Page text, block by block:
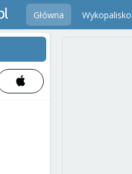
Główna Wykopalisko